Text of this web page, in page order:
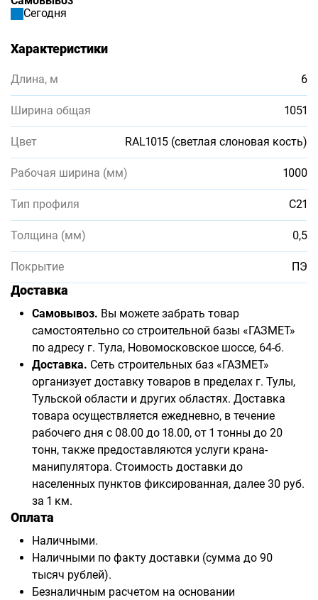
Сегодня
Характеристики
Длина, м 6
Ширина общая 1051
Цвет RAL1015 (светлая слоновая кость)
Рабочая ширина (мм) 1000
Тип профиля С21
Толщина (мм) 0,5
Покрытие ПЭ
Доставка
Самовывоз. Вы можете забрать товар
самостоятельно со строительной базы «ГАЗМЕТ»
по адресу г. Тула, Новомосковское шоссе, 64-б.
Доставка. Сеть строительных баз «ГАЗМЕТ»
организует доставку товаров в пределах г. Тулы,
Тульской области и других областях. Доставка
товара осуществляется ежедневно, в течение
рабочего дня с 08.00 до 18.00, от 1 тонны до 20
тонн, также предоставляются услуги крана-
манипулятора. Стоимость доставки до
населенных пунктов фиксированная, далее 30 руб.
за 1 км.
Оплата
Наличными.
Наличными по факту доставки (сумма до 90
тысяч рублей).
Безналичным расчетом на основании